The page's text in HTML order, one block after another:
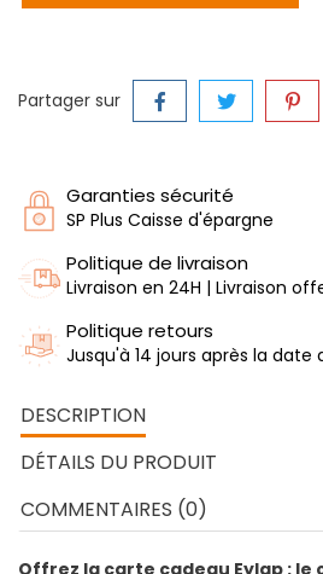
Partager sur
Garanties sécurité
SP Plus Caisse d'épargne
Politique de livraison
Livraison en 24H | Livraison
Politique retours
Jusqu'à 14 jours après la date
DESCRIPTION
DÉTAILS DU PRODUIT
COMMENTAIRES (0)
Offrez la carte cadeau Eylap : le